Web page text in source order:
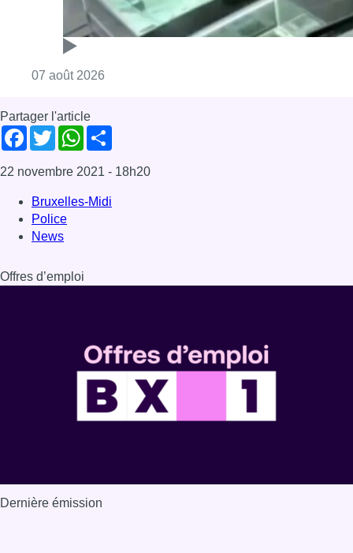
07 août 2026
Partager l'article
Facebook
TwitterWhatsApp
22 novembre 2021 - 18h20
Bruxelles-Midi
Police
News
Offres d’emploi
Dernière émission